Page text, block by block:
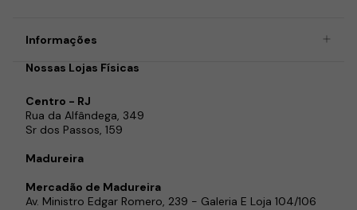
Informações
Nossas Lojas Físicas
Centro - RJ
Rua da Alfândega, 349
Sr dos Passos, 159
Madureira
Mercadão de Madureira
Av. Ministro Edgar Romero, 239 - Galeria E Loja 104/106